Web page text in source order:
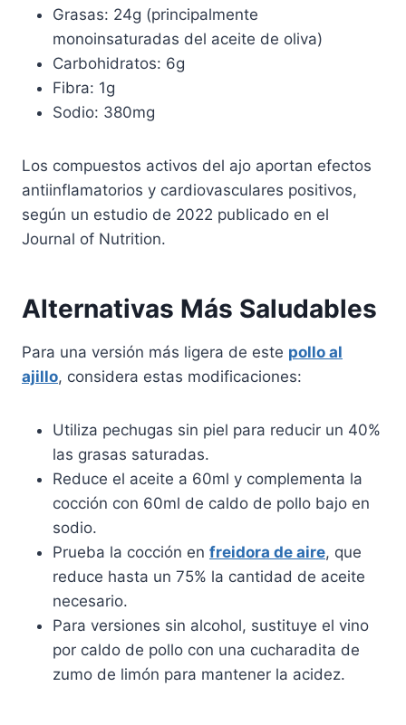
Grasas: 24g (principalmente
monoinsaturadas del aceite de oliva)
Carbohidratos: 6g
Fibra: 1g
Sodio: 380mg
Los compuestos activos del ajo aportan efectos
antiinflamatorios y cardiovasculares positivos,
según un estudio de 2022 publicado en el
Journal of Nutrition.
Alternativas Más Saludables
Para una versión más ligera de este pollo al
ajillo, considera estas modificaciones:
Utiliza pechugas sin piel para reducir un 40%
las grasas saturadas.
Reduce el aceite a 60ml y complementa la
cocción con 60ml de caldo de pollo bajo en
sodio.
Prueba la cocción en freidora de aire, que
reduce hasta un 75% la cantidad de aceite
necesario.
Para versiones sin alcohol, sustituye el vino
por caldo de pollo con una cucharadita de
zumo de limón para mantener la acidez.